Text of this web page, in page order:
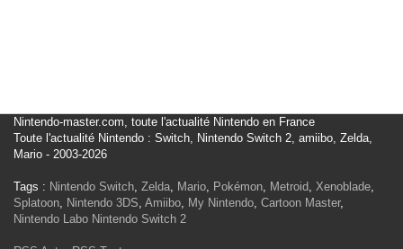
Nintendo-master.com, toute l'actualité Nintendo en France
Toute l'actualité Nintendo : Switch, Nintendo Switch 2, amiibo, Zelda,
Mario - 2003-2026
Tags : Nintendo Switch, Zelda, Mario, Pokémon, Metroid, Xenoblade,
Splatoon, Nintendo 3DS, Amiibo, My Nintendo, Cartoon Master,
Nintendo Labo Nintendo Switch 2